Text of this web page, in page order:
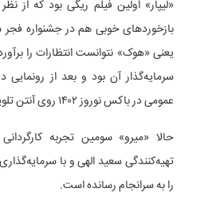
«لیپار» اولین فیلم ریگی بود که از
بازخوردهای خوبی هم در جشنواره فجر
یعنی «هوک» نتوانست انتظارات را
سرمایه‌گذار آن بود و بعد از رونمایی
عمومی در باکس نوروز ۱۴۰۲ روی آنتن تلویزیون رفت.
حالا «میرو» سومین تجربه
تهیه‌کنندگی سعید الهی و با
را به سرانجام رسانده است.